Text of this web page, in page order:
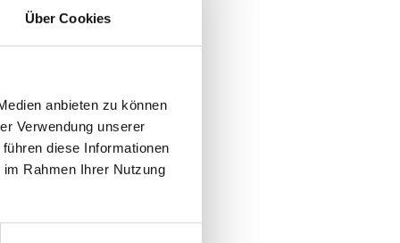
Über Cookies
anbieten zu können
Verwendung unserer
diese Informationen
Rahmen Ihrer Nutzung